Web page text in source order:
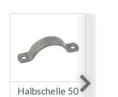
Halbschelle 50